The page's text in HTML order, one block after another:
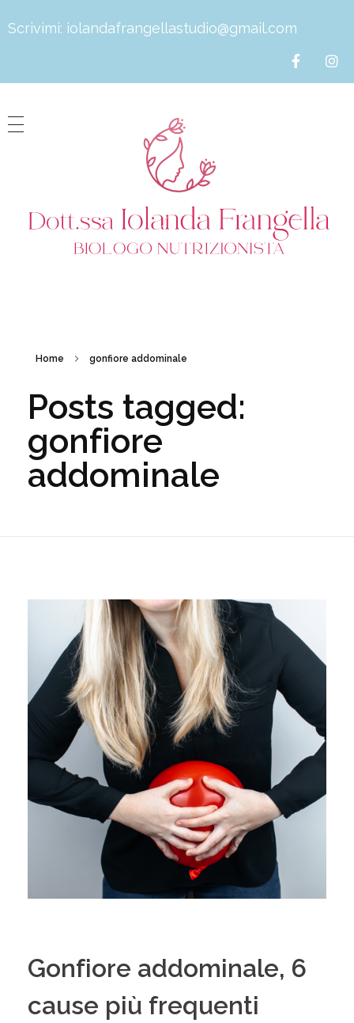
Scrivimi: iolandafrangellastudio@gmail.com
Home gonfiore addominale
Posts tagged:
gonfiore
addominale
Gonfiore addominale, 6
cause più frequenti